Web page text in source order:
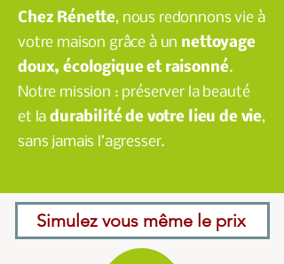
Chez Rénette, nous redonnons vie à
votre maison grâce à un nettoyage
doux, écologique et raisonné.
Notre mission : préserver la beauté
et ladurabilité de votre lieu de vie,
sans jamais l’agresser.
Simulez vous même le prix